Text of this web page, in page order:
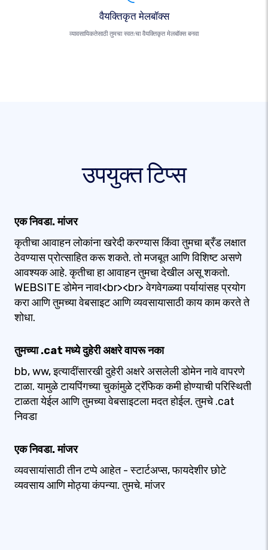
वैयक्तिकृत मेलबॉक्स
व्यावसायिकतेसाठी तुमचा स्वतःचा वैयक्तिकृत मेलबॉक्स बनवा
उपयुक्त टिप्स
एक निवडा. मांजर
कृतीचा आवाहन लोकांना खरेदी करण्यास किंवा तुमचा ब्रँड लक्षात
ठेवण्यास प्रोत्साहित करू शकते. तो मजबूत आणि विशिष्ट असणे
आवश्यक आहे. कृतीचा हा आवाहन तुमचा देखील असू शकतो.
WEBSITE डोमेन नाव!<br><br> वेगवेगळ्या पर्यायांसह प्रयोग
करा आणि तुमच्या वेबसाइट आणि व्यवसायासाठी काय काम करते ते
शोधा.
तुमच्या .cat मध्ये दुहेरी अक्षरे वापरू नका
bb, ww, इत्यादींसारखी दुहेरी अक्षरे असलेली डोमेन नावे वापरणे
टाळा. यामुळे टायपिंगच्या चुकांमुळे ट्रॅफिक कमी होण्याची परिस्थिती
टाळता येईल आणि तुमच्या वेबसाइटला मदत होईल. तुमचे .cat
निवडा
एक निवडा. मांजर
व्यवसायांसाठी तीन टप्पे आहेत - स्टार्टअप्स, फायदेशीर छोटे
व्यवसाय आणि मोठ्या कंपन्या. तुमचे. मांजर